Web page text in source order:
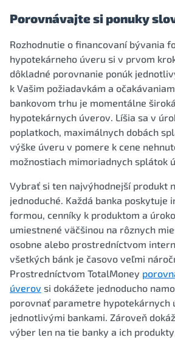
Porovnávajte si ponuky
Rozhodnutie o financovaní bývania
hypotekárneho úveru si v prvom
dôkladné porovnanie ponúk
k Vašim požiadavkám a
bankovom trhu je momentálne
hypotekárnych úverov. Líšia sa v
poplatkoch, maximálnych dobách
výške úveru v pomere k cene
možnostiach mimoriadnych splátok
Vybrať si ten najvýhodnejší produkt
jednoduché. Každá banka poskytuje
formou, cenníky k produktom a
umiestnené väčšinou na rôznych
osobne alebo prostredníctvom
všetkých bánk je časovo veľmi
Prostredníctvom TotalMoney
úverov si dokážete jednoducho
porovnať parametre hypotekárnych
jednotlivými bankami. Zároveň
výber len na tie banky a ich